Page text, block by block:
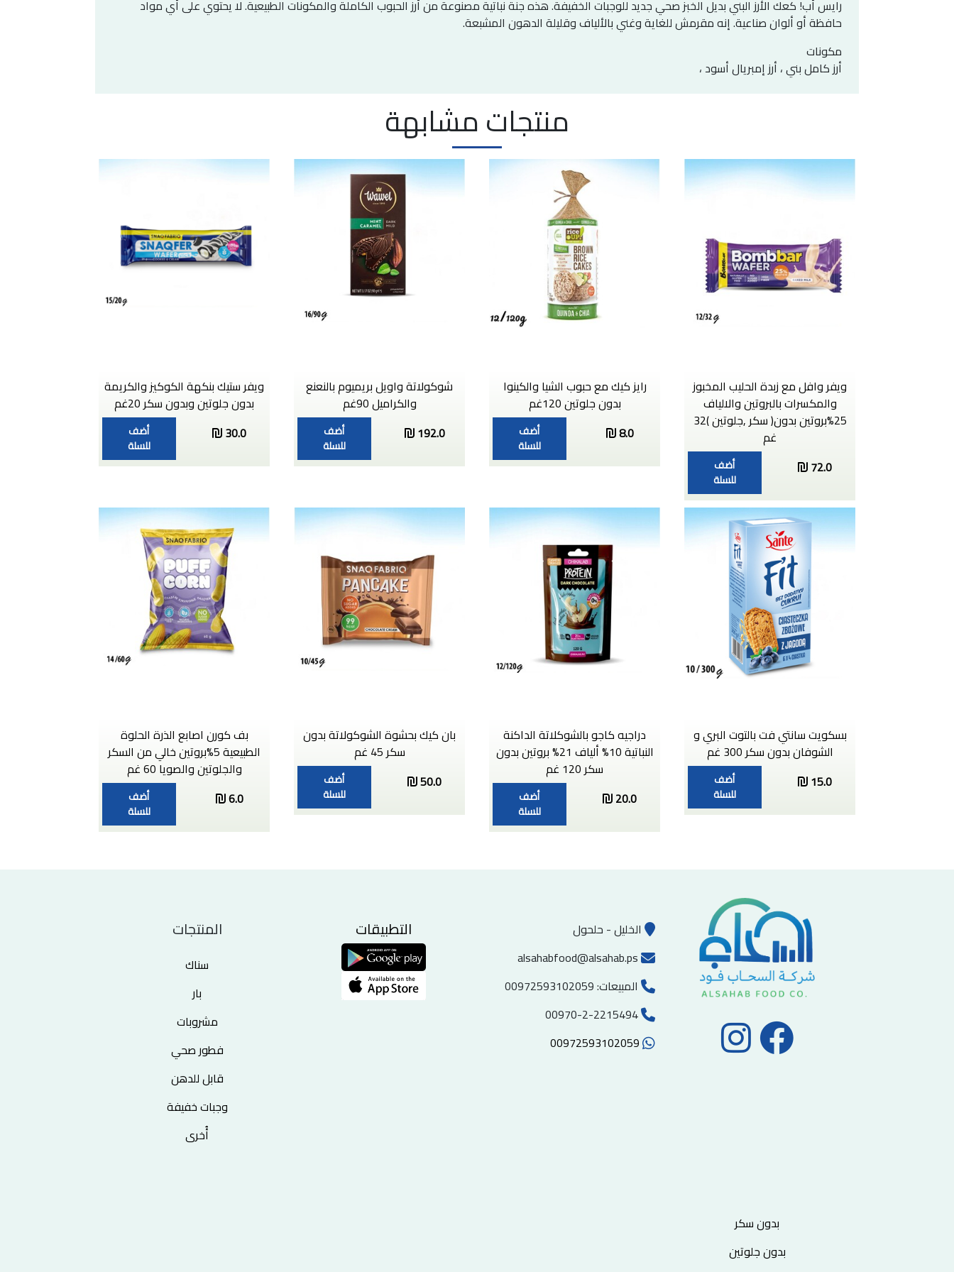
رايس أب! كعك الأرز البني بديل الخبز صحي جديد للوجبات الخفيفة. هذه جنة نباتية مصنوعة من أرز الحبوب الكاملة والمكونات الطبيعية. لا يحتوي على أي مواد
حافظة أو ألوان صناعية. إنه مقرمش للغاية وغني بالألياف وقليلة الدهون المشبعة.
مكونات
أرز كامل بني ، أرز إمبريال أسود ،
منتجات مشابهة
ويفر وافل مع زبدة الحليب المخبوز
والمكسرات بالبروتين والالياف
25%بروتين بدون( سكر ,جلوتين )32
غم
72.0
أضف
للسلة
رايز كيك مع حبوب الشيا والكينوا
بدون جلوتين 120غم
8.0
أضف
للسلة
شوكولاتة واويل بريميوم بالنعنع
والكراميل 90غم
192.0
أضف
للسلة
ويفر ستيك بنكهة الكوكيز والكريمة
بدون جلوتين وبدون سكر 20غم
30.0
أضف
للسلة
بسكويت سانتي فت بالتوت البري و
الشوفان بدون سكر 300 غم
15.0
أضف
للسلة
دراجيه كاجو بالشوكلاتة الداكنة
النباتية 10% ألياف 21% بروتين بدون
سكر 120 غم
20.0
أضف
للسلة
بان كيك بحشوة الشوكولاتة بدون
سكر 45 غم
50.0
أضف
للسلة
بف كورن اصابع الذرة الحلوة
الطبيعية 5%بروتين خالي من السكر
والجلوتين والصويا 60 غم
6.0
أضف
للسلة
الخليل - حلحول
alsahabfood@alsahab.ps
المبيعات:00972593102059
التطبيقات المنتجات
سناك
بار
مشروبات
فطور صحي
قابل للدهن
وجبات خفيفة
أُخرى
بدون سكر
بدون جلوتين